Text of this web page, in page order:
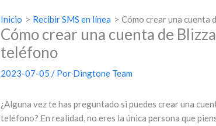
Inicio Recibir SMS en línea Cómo crear una cuenta
Cómo crear una cuenta de
teléfono
2023-07-05/ Por Dingtone Team
¿Alguna vez te has preguntado si puedes crear una
teléfono? En realidad, no eres la única persona que